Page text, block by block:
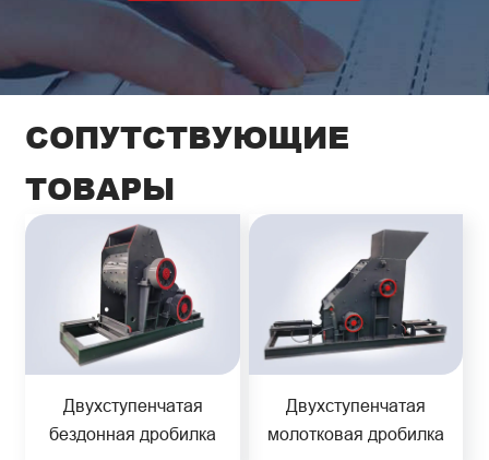
СОПУТСТВУЮЩИЕ
ТОВАРЫ
Двухступенчатая
бездонная дробилка
Двухступенчатая
молотковая дробилка